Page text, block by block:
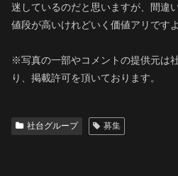
迷しているのだと思いますが、間違
値段が高いけれどいく価値アリですよ
※写真の一部やコメントの提供元は
り、掲載許可を頂いております。
社台グループ 募集